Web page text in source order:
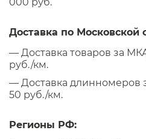
Доставка по Московской
— Доставка товаров за
руб./км.
— Доставка длинномеров
50 руб./км.
Регионы РФ: